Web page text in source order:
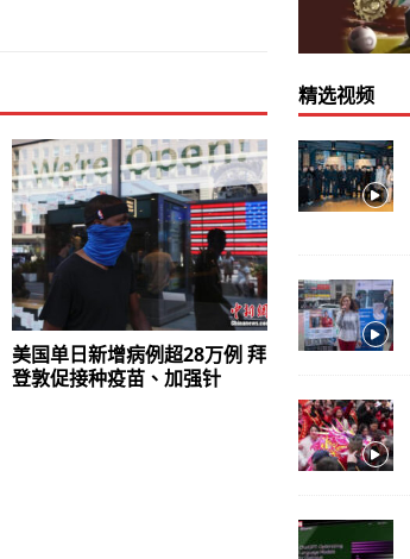
美国单日新增病例超28万例 拜
登敦促接种疫苗、加强针
精选视频